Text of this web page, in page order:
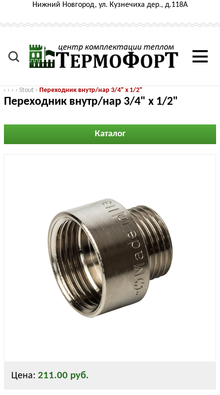
Нижний Новгород, ул. Кузнечиха дер., д.118А
› › › › Stout › Переходник внутр/нар 3/4" х 1/2"
Переходник внутр/нар 3/4" х 1/2"
Каталог
Цена: 211.00 руб.